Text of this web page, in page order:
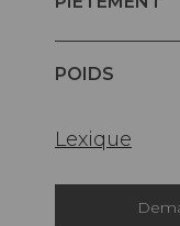
POIDS
Lexique